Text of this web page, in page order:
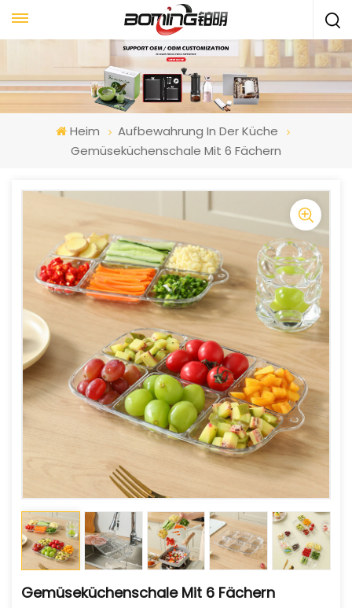
Heim
Aufbewahrung In Der Küche
Gemüseküchenschale Mit 6 Fächern
Gemüseküchenschale Mit 6 Fächern